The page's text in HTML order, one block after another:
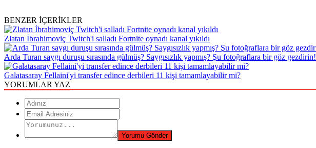
BENZER İÇERİKLER
Zlatan İbrahimoviç Twitch'i salladı Fortnite oynadı kanal yıkıldı
Arda Turan saygı duruşu sırasında gülmüş? Saygısızlık yapmış? Şu fotoğraflara bir göz gezdirin!
Galatasaray Fellaini'yi transfer edince derbileri 11 kişi tamamlayabilir mi?
YORUMLAR YAZ